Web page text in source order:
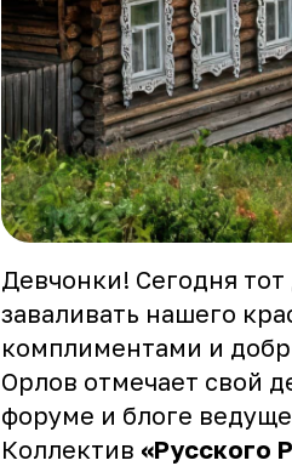
Девчонки! Сегодня
заваливать нашего
комплиментами и
Орлов отмечает свой
форуме и блоге
Коллектив «Русского